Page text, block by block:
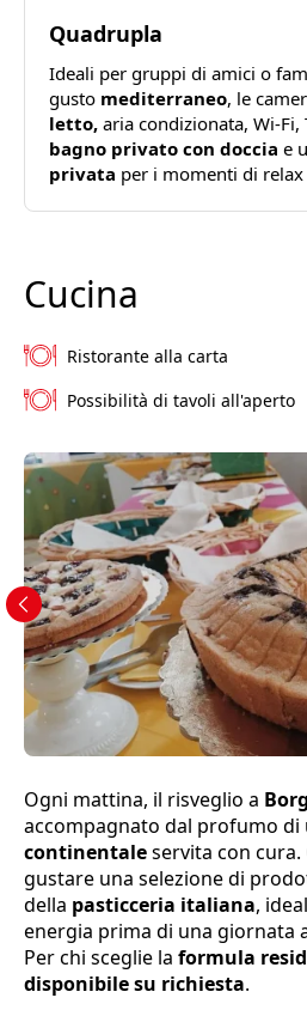
Quadrupla
Ideali per gruppi di amici o
gusto mediterraneo, le
letto, aria condizionata, Wi-Fi,
bagno privato con doccia e
privata per i momenti di relax
Cucina
Ristorante alla carta
Possibilità di tavoli all'aperto
Ogni mattina, il risveglio a
accompagnato dal profumo di
continentaleservita con
gustare una selezione di
della pasticceria italiana,
energia prima di una giornata
Per chi sceglie la formula
disponibile su richiesta.